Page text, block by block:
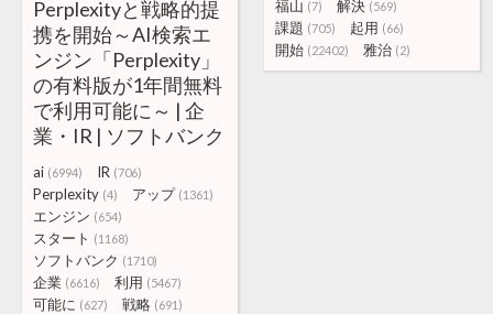
福山 (7) 解決 (569)
課題 (705) 起用 (66)
開始 (22402) 雅治 (2)
Perplexityと戦略的提
携を開始～AI検索エ
ンジン「Perplexity」
の有料版が1年間無料
で利用可能に～ | 企
業・IR | ソフトバンク
ai (6994) IR (706)
Perplexity (4) アップ (1361)
エンジン (654)
スタート (1168)
ソフトバンク (1710)
企業 (6616) 利用 (5467)
可能に (627) 戦略 (691)